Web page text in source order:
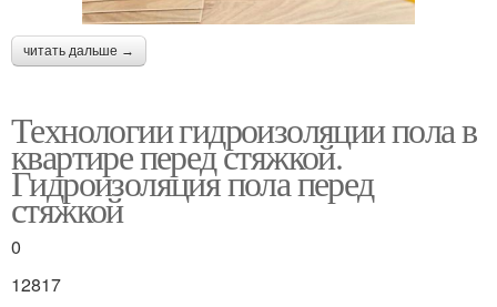
читать дальше →
Технологии гидроизоляции пола в
квартире перед стяжкой.
Гидроизоляция пола перед
стяжкой
0
12817